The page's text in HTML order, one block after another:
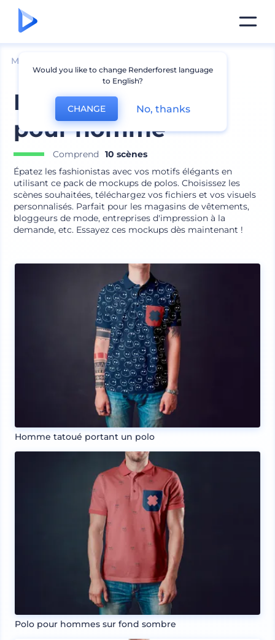
Mockups
Mockups de polos
pour homme
Comprend
10 scènes
Épatez les fashionistas avec vos motifs élégants en
utilisant ce pack de mockups de polos. Choisissez les
scènes souhaitées, téléchargez vos fichiers et vos visuels
personnalisés. Parfait pour les magasins de vêtements,
bloggeurs de mode, entreprises d'impression à la
demande, etc. Essayez ces mockups dès maintenant !
Homme tatoué portant un polo
Polo pour hommes sur fond sombre
Would you like to change Renderforest language
to English?
CHANGE No, thanks